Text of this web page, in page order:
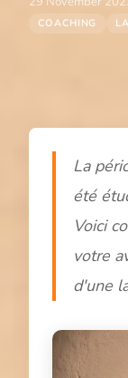
COACHING
La
été
Voici
votre
d'une